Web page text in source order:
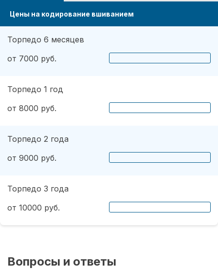
Цены на кодирование вшиванием
Торпедо 6 месяцев
от 7000 руб.
Торпедо 1 год
от 8000 руб.
Торпедо 2 года
от 9000 руб.
Торпедо 3 года
от 10000 руб.
Вопросы и ответы